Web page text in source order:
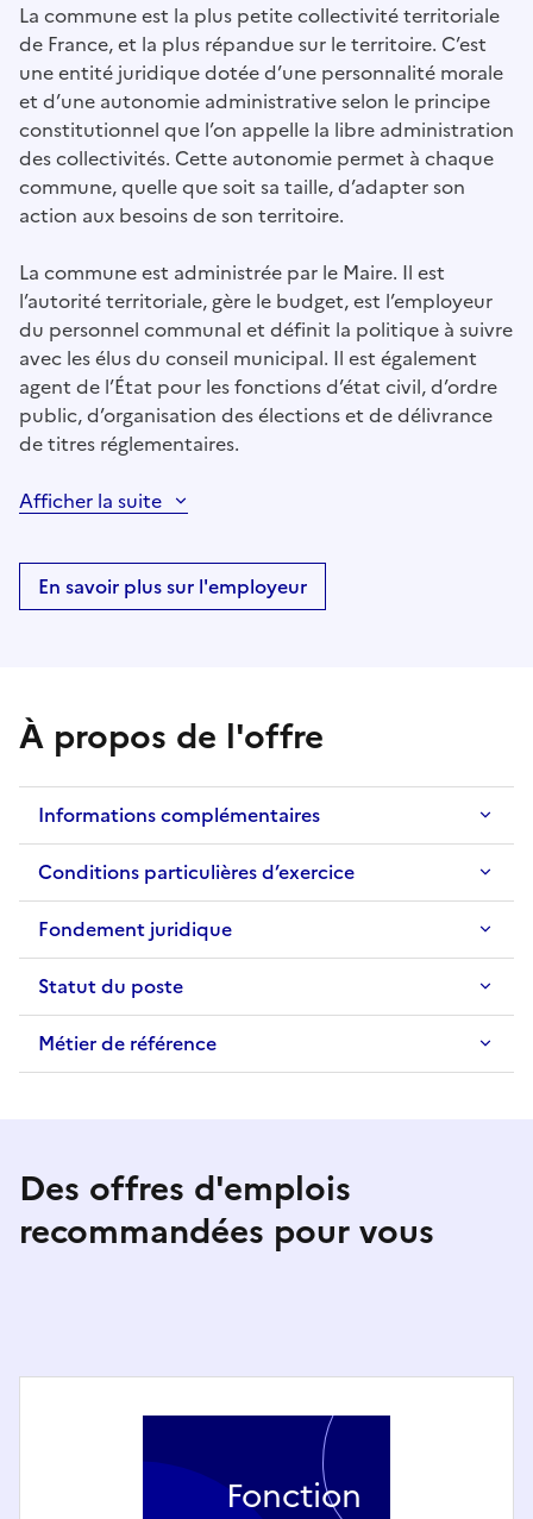
La commune est la plus petite collectivité territoriale
de France, et la plus répandue sur le territoire. C’est
une entité juridique dotée d’une personnalité morale
et d’une autonomie administrative selon le principe
constitutionnel que l’on appelle la libre administration
des collectivités. Cette autonomie permet à chaque
commune, quelle que soit sa taille, d’adapter son
action aux besoins de son territoire.
La commune est administrée par le Maire. Il est
l’autorité territoriale, gère le budget, est l’employeur
du personnel communal et définit la politique à suivre
avec les élus du conseil municipal. Il est également
agent de l’État pour les fonctions d’état civil, d’ordre
public, d’organisation des élections et de délivrance
de titres réglementaires.
Afficher la suite
En savoir plus sur l'employeur
À propos de l'offre
Informations complémentaires
Conditions particulières d’exercice
Fondement juridique
Statut du poste
Métier de référence
Des offres d'emplois
recommandées pour vous
Fonction